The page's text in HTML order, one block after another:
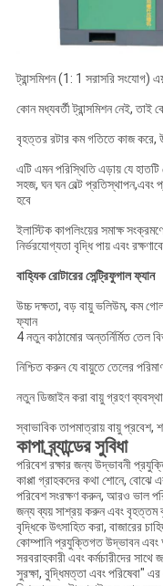
ট্রান্সমিশন (1: 1 সরাসরি সংযোগ)
কোন মধ্যবর্তী ট্রান্সমিশন নেই, তাই
বৃহত্তর রটার কম গতিতে কাজ করে,
এটি এমন পরিস্থিতি এড়ায় যে হাতটি
সহজ, ঘন ঘন বেল্ট প্রতিস্থাপন,এবং
হবে
ইলাস্টিক কাপলিংয়ের সমাক্ষ
নির্ভরযোগ্যতা বৃদ্ধি পায় এবং
বাহ্যিক রোটারের সেন্ট্রিফুগাল ফ্যান
উচ্চ দক্ষতা, বড় বায়ু ভলিউম, কম
ফ্যান
4 নতুন কাঠামোর অন্তর্নির্মিত তেল
নিশ্চিত করুন যে বায়ুতে তেলের
নতুন ডিজাইন করা বায়ু গ্রহণ ব্যবস্থা
স্বাভাবিক তাপমাত্রায় বায়ু প্রবেশ,
কাপা ব্র্যান্ডের সুবিধা
পরিবেশ রক্ষার জন্য উদ্ভাবনী
কাপ্পা গ্রাহকদের কথা শোনে, বোঝে
পরিবেশ সংরক্ষণ করুন, আরও ভাল
জন্য ব্যয় সাশ্রয় করুন এবং বৃহত্তম
বৃদ্ধিকে উৎসাহিত করা, বাজারের
কোম্পানি প্রযুক্তিগত উদ্ভাবন এবং
সরবরাহকারী এবং কর্মচারীদের
সুরক্ষা, বুদ্ধিমত্তা এবং পরিষেবা"